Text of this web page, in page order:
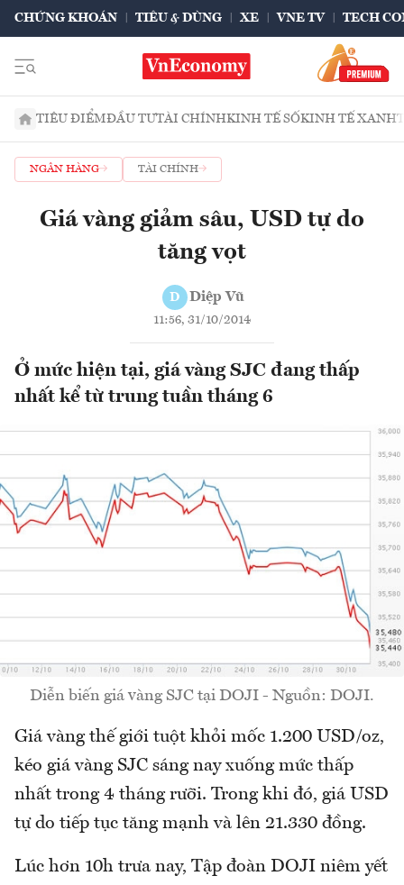
CHỨNG KHOÁN TIÊU & DÙNG XE VNE TV TECH
TIÊU ĐIỂMĐẦU TƯTÀI CHÍNHKINH TẾ SỐKINH TẾ XANH
NGÂN HÀNG TÀI CHÍNH
Giá vàng giảm sâu, USD tự do
tăng vọt
D Diệp Vũ
11:56, 31/10/2014
Ở mức hiện tại, giá vàng SJC đang thấp
nhất kể từ trung tuần tháng 6
Diễn biến giá vàng SJC tại DOJI - Nguồn: DOJI.
Giá vàng thế giới tuột khỏi mốc 1.200 USD/oz,
kéo giá vàng SJC sáng nay xuống mức thấp
nhất trong 4 tháng rưỡi. Trong khi đó, giá USD
tự do tiếp tục tăng mạnh và lên 21.330 đồng.
Lúc hơn 10h trưa nay, Tập đoàn DOJI niêm yết